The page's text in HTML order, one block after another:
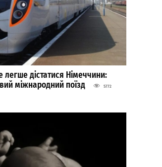
легше дістатися Німеччини:
міжнародний поїзд
5772